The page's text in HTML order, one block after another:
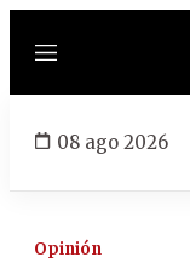
Menú
08 ago 2026
Opinión